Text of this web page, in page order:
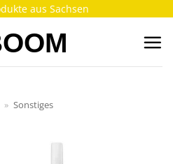
aus Sachsen
» Sonstiges